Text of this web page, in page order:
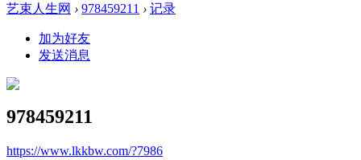
艺束人生网 › 978459211 › 记录
加为好友
发送消息
978459211
https://www.lkkbw.com/?7986